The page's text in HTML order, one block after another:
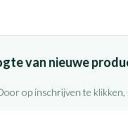
van nieuwe
op inschrijven te